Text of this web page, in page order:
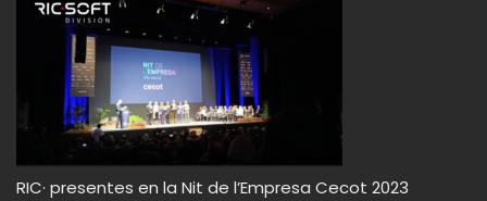
RIC· presentes en la Nit de l’Empresa Cecot 2023